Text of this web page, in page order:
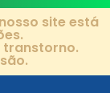
site está
transtorno.